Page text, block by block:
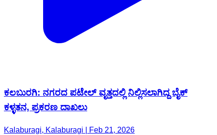
ಕಲಬುರಗಿ: ನಗರದ ಪಟೇಲ್ ವೃತ್ತದಲ್ಲಿ ನಿಲ್ಲಿಸಲಾಗಿದ್ದ ಬೈಕ್
ಕಳ್ಳತನ, ಪ್ರಕರಣ ದಾಖಲು
Kalaburagi, Kalaburagi | Feb 21, 2026